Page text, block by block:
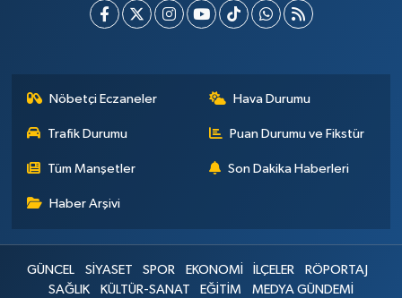
Nöbetçi Eczaneler Hava Durumu
Trafik Durumu Puan Durumu ve Fikstür
Tüm Manşetler Son Dakika Haberleri
Haber Arşivi
GÜNCEL SİYASET SPOR EKONOMİ İLÇELER
RÖPORTAJ
SAĞLIK
KÜLTÜR-SANAT EĞİTİM MEDYA GÜNDEMİ